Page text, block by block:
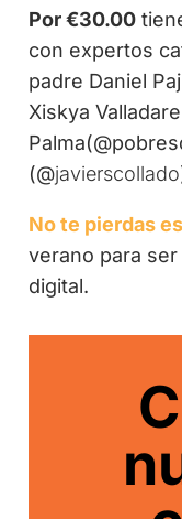
Por €30.00
con expertos
padre Daniel
Xiskya
(@
No te pierdas
verano para
digital.